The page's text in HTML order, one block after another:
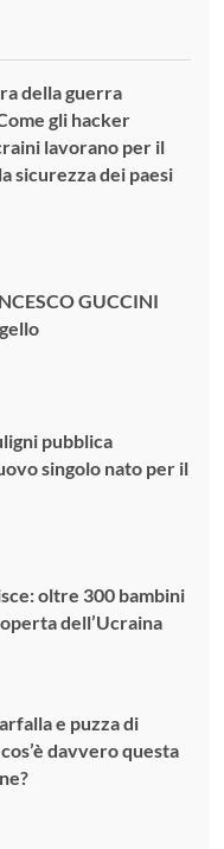
della guerra
gli hacker
lavorano per il
sicurezza dei paesi
GUCCINI
pubblica
singolo nato per il
oltre 300 bambini
dell’Ucraina
e puzza di
davvero questa